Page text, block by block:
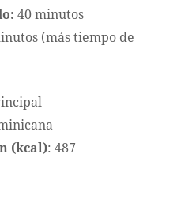
40 minutos
(más tiempo de
(kcal): 487